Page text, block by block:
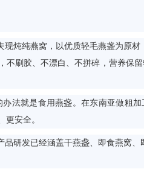
炖纯燕窝，以优质轻毛燕盏为原材
刷胶、不漂白、不拼碎，营养保
就是食用燕盏。在东南亚做粗
安全。
发已经涵盖干燕盏、即食燕窝、